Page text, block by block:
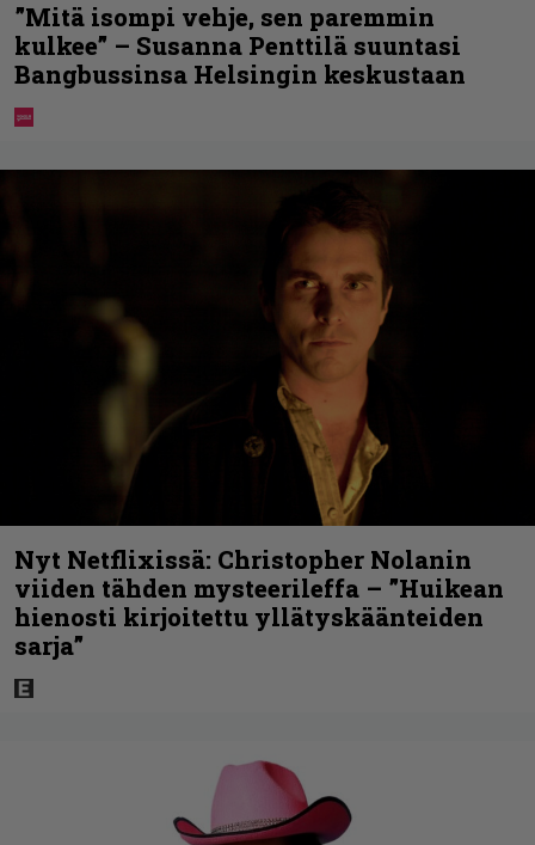
”Mitä isompi vehje, sen paremmin
kulkee” – Susanna Penttilä suuntasi
Bangbussinsa Helsingin keskustaan
Nyt Netflixissä: Christopher Nolanin
viiden tähden mysteerileffa – ”Huikean
hienosti kirjoitettu yllätyskäänteiden
sarja”